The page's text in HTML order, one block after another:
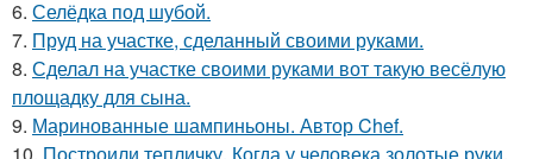
6. Селёдка под шубой.
7. Пруд на участке, сделанный своими руками.
8. Сделал на участке своими руками вот такую весёлую
площадку для сына.
9. Маринованные шампиньоны. Автор Chef.
10. Построили тепличку. Когда у человека золотые руки.